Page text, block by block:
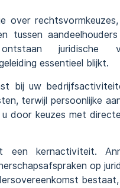
over
tussen
juridische
essentieel blijkt.
bij uw
terwijl persoonlijke
door keuzes met
kernactiviteit.
op